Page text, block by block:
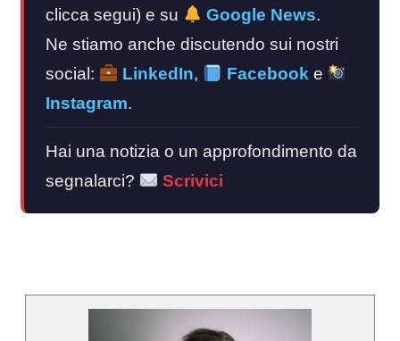
clicca segui) e su
Google News.
Ne stiamo anche discutendo sui nostri
social:
LinkedIn, Facebook e
Instagram.
Hai una notizia o un approfondimento da
segnalarci?
Scrivici